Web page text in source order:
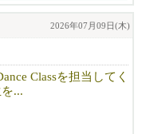
リカに広めたい」「ラ
是非ご応募ください！
の有無（グリーンカー
2026年07月09日(木)
Classを担当してく
...